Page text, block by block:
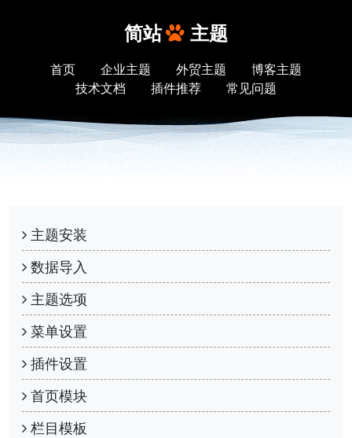
简站 主题
首页 企业主题 外贸主题
博客主题
技术文档
插件推荐 常见问题
主题安装
数据导入
主题选项
菜单设置
插件设置
首页模块
栏目模板